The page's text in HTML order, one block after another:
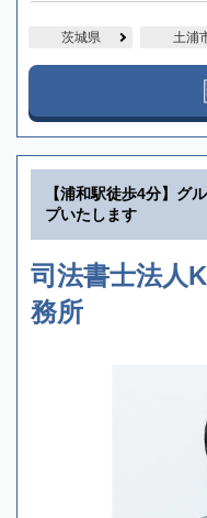
茨城県 土浦
【浦和駅徒歩4分】グ
プいたします
司法書士法人
務所